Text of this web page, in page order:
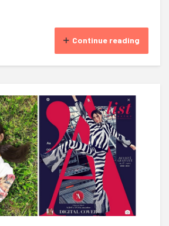
Continue reading